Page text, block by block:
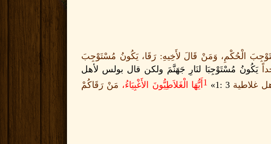
الْحُكْمِ، وَمَنْ قَالَ لأَخِيهِ: رَقَا، يَكُونُ مُسْتَوْجِبَ
يَكُونُ مُسْتَوْجِبَا لنَارِ جَهَنَّمَ ولكن قال بولس لأهل
غلاطية 3 :1»
1 أَيُّهَا الْغَلاَطِيُّونَ الأَغْبِيَاءُ، مَنْ رَقَاكُمْ